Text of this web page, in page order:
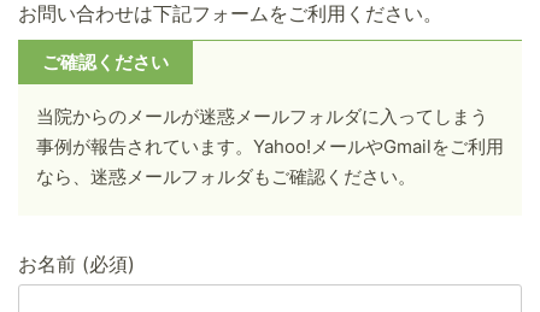
お問い合わせは下記フォームをご利用ください。
ご確認ください
当院からのメールが迷惑メールフォルダに入ってしまう
事例が報告されています。Yahoo!メールやGmailをご利用
なら、迷惑メールフォルダもご確認ください。
お名前 (必須)